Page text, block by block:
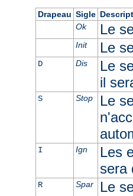
Drapeau Sigle
Ok
Le
Init Le
D Dis
Le
il
S Stop
Le
I Ign
Les
sera
R Spar
Le